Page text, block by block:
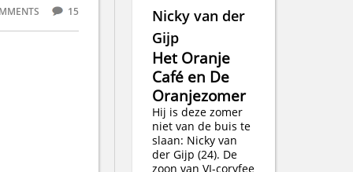
15
Nicky van der
Gijp
Het Oranje
Café en De
Oranjezomer
Hij is deze zomer
niet van de buis te
slaan: Nicky van
der Gijp (24). De
zoon van VI-coryfee